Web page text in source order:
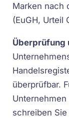
Marken nach
(EuGH, Urteil
Überprüfung
überprüfbar.
schreiben Sie